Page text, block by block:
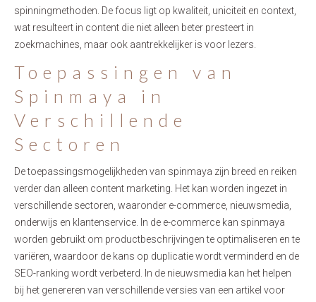
spinningmethoden. De focus ligt op kwaliteit, uniciteit en context,
wat resulteert in content die niet alleen beter presteert in
zoekmachines, maar ook aantrekkelijker is voor lezers.
Toepassingen van
Spinmaya in
Verschillende
Sectoren
De toepassingsmogelijkheden van spinmaya zijn breed en reiken
verder dan alleen content marketing. Het kan worden ingezet in
verschillende sectoren, waaronder e-commerce, nieuwsmedia,
onderwijs en klantenservice. In de e-commerce kan spinmaya
worden gebruikt om productbeschrijvingen te optimaliseren en te
variëren, waardoor de kans op duplicatie wordt verminderd en de
SEO-ranking wordt verbeterd. In de nieuwsmedia kan het helpen
bij het genereren van verschillende versies van een artikel voor